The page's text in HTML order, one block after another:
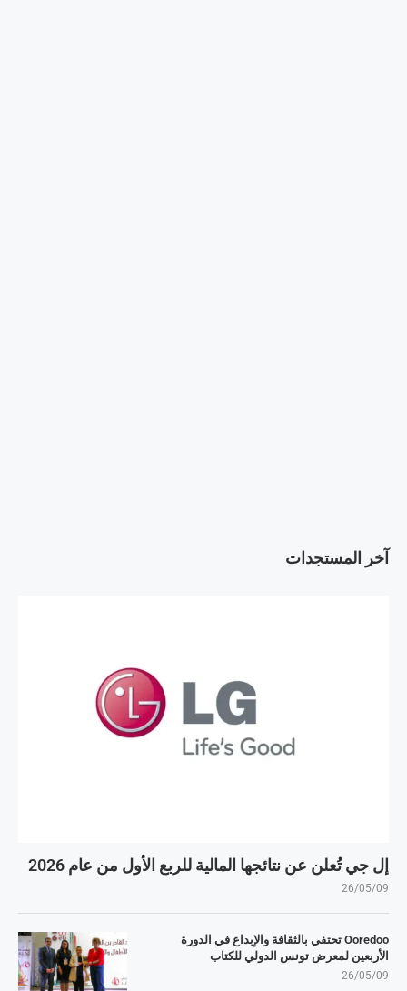
آخر المستجدات
إل جي تُعلن عن نتائجها المالية للربع الأول من عام 2026
26/05/09
Ooredoo تحتفي بالثقافة والإبداع في الدورة
الأربعين لمعرض تونس الدولي للكتاب
26/05/09